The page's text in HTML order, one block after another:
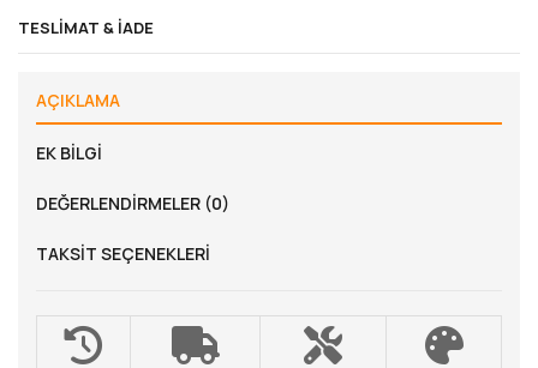
TESLIMAT & İADE
AÇIKLAMA
EK BILGI
DEĞERLENDIRMELER (0)
TAKSIT SEÇENEKLERI